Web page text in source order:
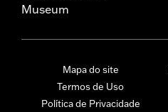
Museum
Mapa do site
Termos de Uso
Política de Privacidade